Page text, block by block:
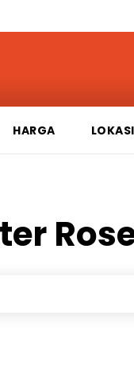
HARGA LOKASI